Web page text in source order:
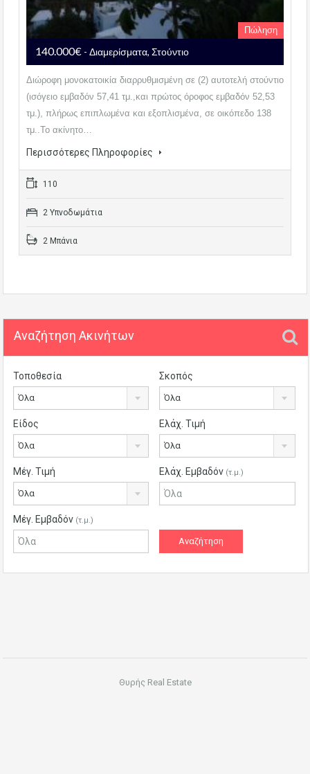
Πώληση
140.000€ - Διαμερίσματα, Στούντιο
Διώροφη μονοκατοικία διαρρυθμισμένη σε (2) αυτοτελή στούντιο
(ισόγειο εμβαδόν 57,41 τμ.,και πρώτος όροφος εμβαδόν 52,53
τμ.), πλήρως επιπλωμένα και εξοπλισμένα, σε οικόπεδο 138
τμ..Το ακίνητο…
Περισσότερες Πληροφορίες
110
2 Υπνοδωμάτια
2 Μπάνια
Αναζήτηση Ακινήτων
Τοποθεσία
Όλα
Σκοπός
Όλα
Είδος
Όλα
Ελάχ. Τιμή
Όλα
Μέγ. Τιμή
Όλα
Ελάχ. Εμβαδόν (τ.μ.)
Μέγ. Εμβαδόν (τ.μ.)
Θυρής Real Estate